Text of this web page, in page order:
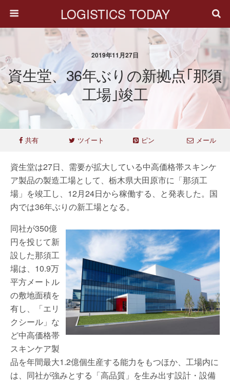
LOGISTICS TODAY
2019年11月27日
資生堂、36年ぶりの新拠点｢那須
工場｣竣工
共有 ツイート ピン メール
資生堂は27日、需要が拡大している中高価格帯スキンケ
ア製品の製造工場として、栃木県大田原市に「那須工
場」を竣工し、12月24日から稼働する、と発表した。国
内では36年ぶりの新工場となる。
同社が350億
円を投じて新
設した那須工
場は、10.9万
平方メートル
の敷地面積を
有し、「エリ
クシール」な
ど中高価格帯
スキンケア製
品を年間最大1.2億個生産する能力をもつほか、工場内に
は、同社が強みとする「高品質」を生み出す設計・設備